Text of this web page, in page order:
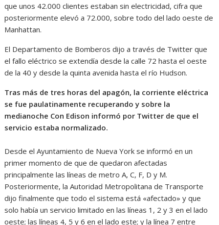
que unos 42.000 clientes estaban sin electricidad, cifra que
posteriormente elevó a 72.000, sobre todo del lado oeste de
Manhattan.
El Departamento de Bomberos dijo a través de Twitter que
el fallo eléctrico se extendía desde la calle 72 hasta el oeste
de la 40 y desde la quinta avenida hasta el río Hudson.
Tras más de tres horas del apagón, la corriente eléctrica
se fue paulatinamente recuperando y sobre la
medianoche Con Edison informó por Twitter de que el
servicio estaba normalizado.
Desde el Ayuntamiento de Nueva York se informó en un
primer momento de que de quedaron afectadas
principalmente las líneas de metro A, C, F, D y M.
Posteriormente, la Autoridad Metropolitana de Transporte
dijo finalmente que todo el sistema está «afectado» y que
solo había un servicio limitado en las líneas 1, 2 y 3 en el lado
oeste; las líneas 4, 5 y 6 en el lado este; y la línea 7 entre